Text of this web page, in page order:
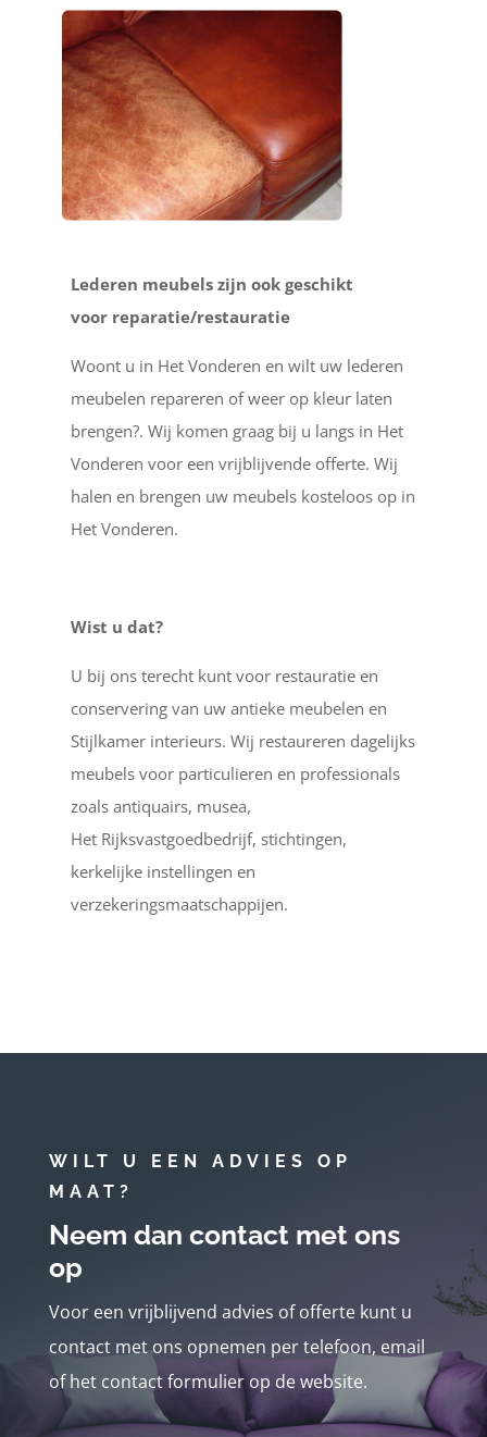
Lederen meubels zijn ook geschikt
voor reparatie/restauratie
Woont u in Het Vonderen en wilt uw lederen
meubelen repareren of weer op kleur laten
brengen?. Wij komen graag bij u langs in Het
Vonderen voor een vrijblijvende offerte. Wij
halen en brengen uw meubels kosteloos op in
Het Vonderen.
Wist u dat?
U bij ons terecht kunt voor restauratie en
conservering van uw antieke meubelen en
Stijlkamer interieurs. Wij restaureren dagelijks
meubels voor particulieren en professionals
zoals antiquairs, musea,
Het Rijksvastgoedbedrijf, stichtingen,
kerkelijke instellingen en
verzekeringsmaatschappijen.
WILT U EEN ADVIES OP
MAAT?
Neem dan contact met ons
op
Voor een vrijblijvend advies of offerte kunt u
contact met ons opnemen per telefoon, email
of het contact formulier op de website.